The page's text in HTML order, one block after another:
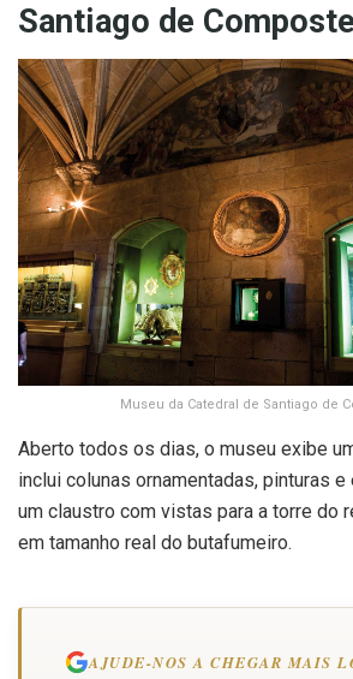
Santiago de
Museu da Catedral de Santiago de
Aberto todos os dias, o museu exibe
inclui colunas ornamentadas, pinturas
um claustro com vistas para a torre do
em tamanho real do butafumeiro.
AJUDE-NOS A CHEGAR MAIS